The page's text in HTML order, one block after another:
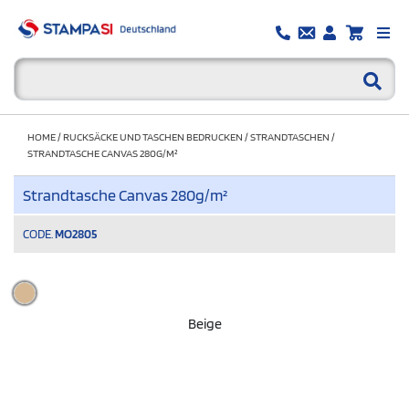
HOME/RUCKSÄCKE UND TASCHEN BEDRUCKEN /STRANDTASCHEN /
STRANDTASCHE CANVAS 280G/M²
Strandtasche Canvas 280g/m²
CODE. MO2805
Beige